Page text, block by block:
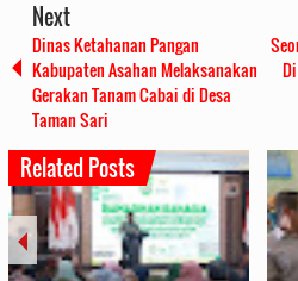
Next
Dinas Ketahanan Pangan
Kabupaten Asahan Melaksanakan
Gerakan Tanam Cabai di Desa
Taman Sari
Related Posts